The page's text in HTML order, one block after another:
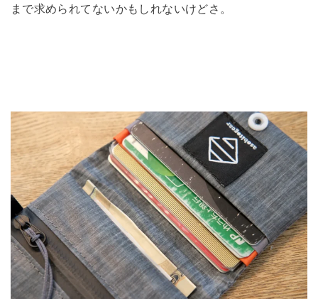
まで求められてないかもしれないけどさ。